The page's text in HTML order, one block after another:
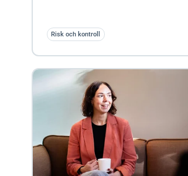
Risk och kontroll